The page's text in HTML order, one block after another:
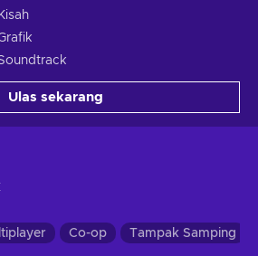
Kisah
Ulas sekarang
Co-op Tampak Samping